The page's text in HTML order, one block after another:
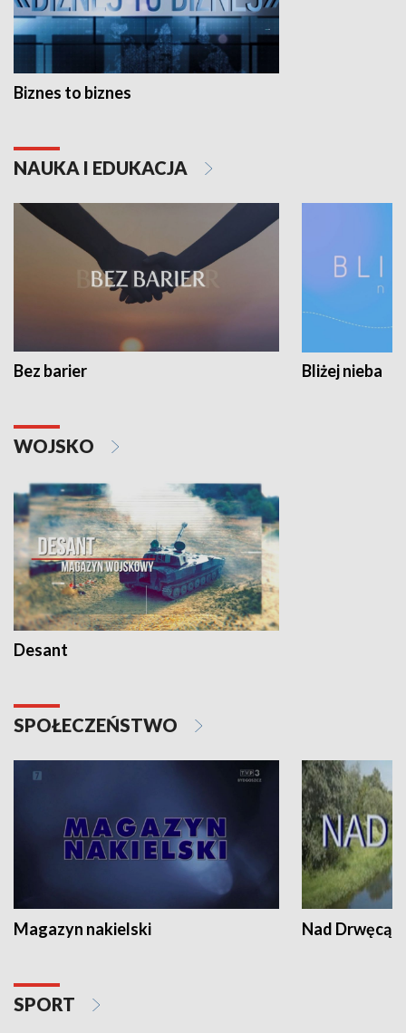
Biznes to biznes
NAUKA I EDUKACJA
Bez barier Bliżej nieba
WOJSKO
Desant
SPOŁECZEŃSTWO
Magazyn nakielski Nad Drwęcą
SPORT